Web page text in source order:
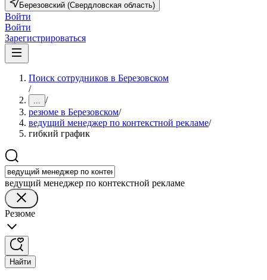
Березовский (Свердловская область)
Войти
Войти
Зарегистрироваться
Поиск сотрудников в Березовском
/
... /
резюме в Березовском/
ведущий менеджер по контекстной рекламе/
гибкий график
ведущий менеджер по контекстной рекламе
Резюме
Найти